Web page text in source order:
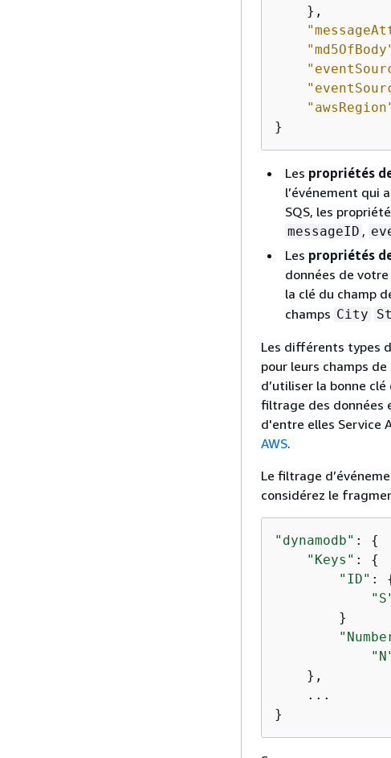
    },
}
Les propriétés
l’événement qui
SQS, les
messageID ,
Les propriétés
données de votre
la clé du champ
champs City
Les différents types
pour leurs champs
d’utiliser la bonne
filtrage des données
d'entre elles Service
AWS.
Le filtrage
considérez le
"dynamodb" : {
"Keys" : {
"ID" :
        }
    },
    ...
}